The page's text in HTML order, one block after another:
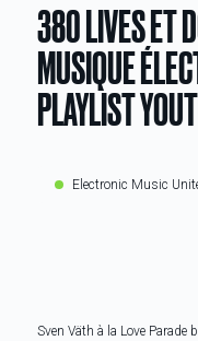
380 LIVES ET
MUSIQUE
PLAYLIST
Electronic Music
Sven Väth à la Love Parade